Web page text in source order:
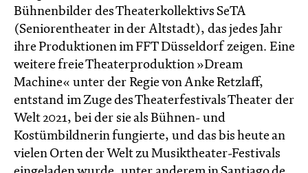
Bühnenbilder des Theaterkollektivs SeTA
(Seniorentheater in der Altstadt), das jedes Jahr
ihre Produktionen im FFT Düsseldorf zeigen. Eine
weitere freie Theaterproduktion »Dream
Machine« unter der Regie von Anke Retzlaff,
entstand im Zuge des Theaterfestivals Theater der
Welt 2021, bei der sie als Bühnen- und
Kostümbildnerin fungierte, und das bis heute an
vielen Orten der Welt zu Musiktheater-Festivals